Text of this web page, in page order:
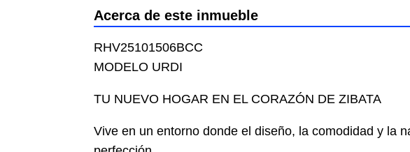
Acerca de este inmueble
RHV25101506BCC
MODELO URDI
TU NUEVO HOGAR EN EL CORAZÓN DE ZIBATA
Vive en un entorno donde el diseño, la comodidad y la